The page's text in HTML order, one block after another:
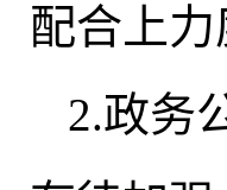
配合上力
2.政务